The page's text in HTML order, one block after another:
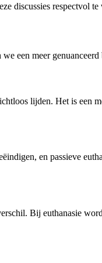
discussies respectvol te
een meer
lijden. Het is een
en passieve
Bij euthanasie